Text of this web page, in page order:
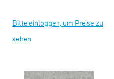
Bitte einloggen, um Preise zu
sehen